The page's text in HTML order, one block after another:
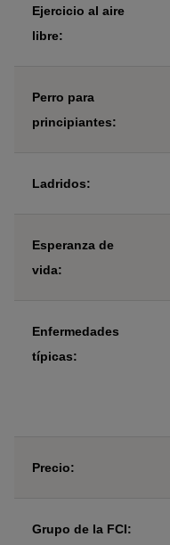
Ejercicio al aire
libre:
Perro para
principiantes:
Ladridos:
Esperanza de
vida:
Enfermedades
típicas:
Precio:
Grupo de la FCI: